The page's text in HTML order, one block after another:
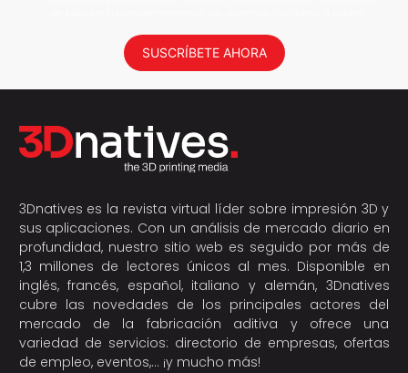
SUSCRÍBETE AHORA
3Dnatives es la revista virtual líder sobre impresión 3D y
sus aplicaciones. Con un análisis de mercado diario en
profundidad, nuestro sitio web es seguido por más de
1,3 millones de lectores únicos al mes. Disponible en
inglés, francés, español, italiano y alemán, 3Dnatives
cubre las novedades de los principales actores del
mercado de la fabricación aditiva y ofrece una
variedad de servicios: directorio de empresas, ofertas
de empleo, eventos,… ¡y mucho más!